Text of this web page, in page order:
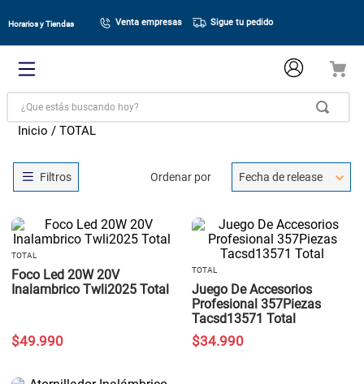
Horarios y Tiendas Venta empresas Sigue tu pedido
¿Que estás buscando hoy?
TOTAL
Ordenar por Fecha de release
TOTAL
Foco Led 20W 20V
Inalambrico Twli2025 Total
$49.990
TOTAL
Juego De Accesorios
Profesional 357Piezas
Tacsd13571 Total
$34.990